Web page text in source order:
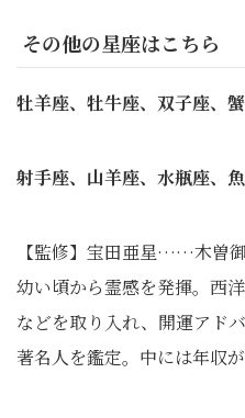
その他の星座はこちら
牡羊座、牡牛座、双子座、
射手座、山羊座、水瓶座、
【監修】宝田亜星……木曽
幼い頃から霊感を発揮。西
などを取り入れ、開運アド
著名人を鑑定。中には年収